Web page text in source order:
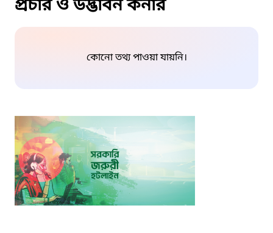
প্রচার ও উদ্ভাবন কর্নার
কোনো তথ্য পাওয়া যায়নি।